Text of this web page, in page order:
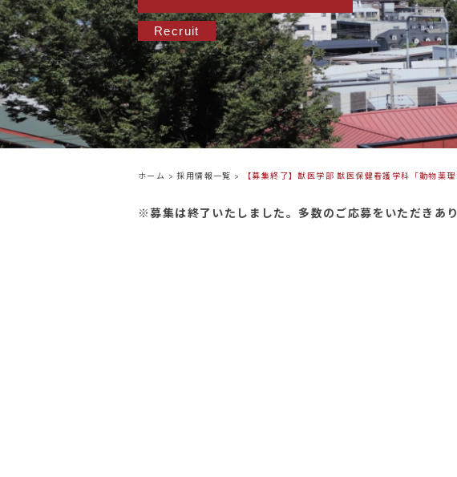
Recruit
ホーム >採用情報一覧 > 【募集終了】獣医学部 獣医保健看護学科「動物薬
※募集は終了いたしました。多数のご応募をいただきあ